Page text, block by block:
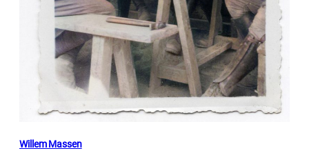
Willem Massen